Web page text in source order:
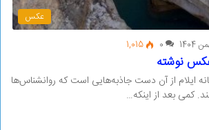
عکس
0
1,015
نوشته
ایلام از آن دست جاذبه‌هایی است که روانشناس‌ها
کمی بعد از اینکه…